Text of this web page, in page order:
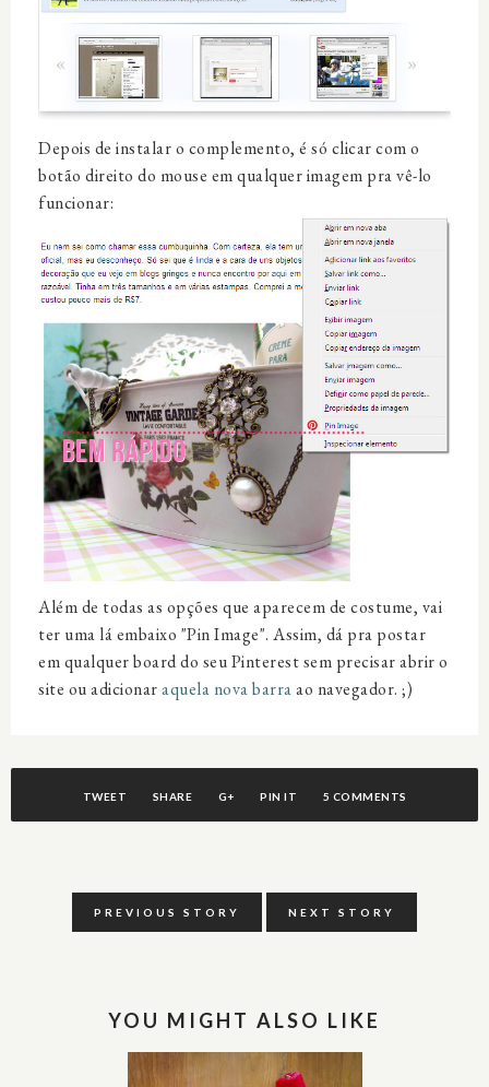
Depois de instalar o complemento, é só clicar com o
botão direito do mouse em qualquer imagem pra vê-lo
funcionar:
Além de todas as opções que aparecem de costume, vai
ter uma lá embaixo "Pin Image". Assim, dá pra postar
em qualquer board do seu Pinterest sem precisar abrir o
site ou adicionaraquela nova barraao navegador. ;)
TWEET SHARE G+ PIN IT 5 COMMENTS
PREVIOUS STORY NEXT STORY
YOU MIGHT ALSO LIKE